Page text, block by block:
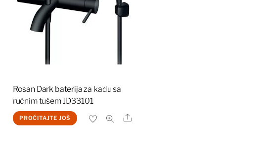
Rosan Dark baterija za kadu sa
ručnim tušem JD33101
PROČITAJTE JOŠ Share